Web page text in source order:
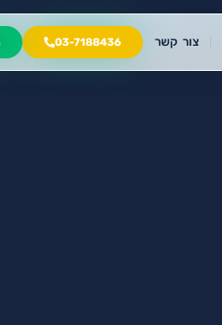
צור קשר 03-7188436